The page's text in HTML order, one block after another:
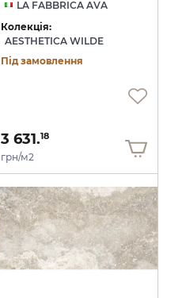
LA FABBRICA AVA
Колекція:
AESTHETICA WILDE
Під замовлення
3 631.18
грн/м2